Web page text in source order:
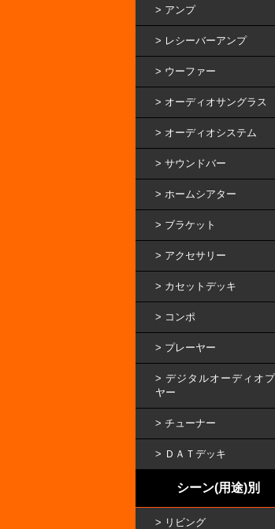
アンプ
レシーバーアンプ
ウーファー
オーディオサングラス
オーディオシステム
サウンドバー
ホームシアター
ブラケット
アクセサリー
カセットデッキ
コンポ
プレーヤー
デジタルオーディオ
ヤー
チューナー
ＤＡＴデッキ
シーン(用途)別
リビング